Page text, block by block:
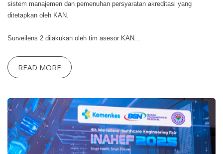
sistem manajemen dan pemenuhan persyaratan akreditasi yang
ditetapkan oleh KAN.
Surveilens 2 dilakukan oleh tim asesor KAN...
READ MORE